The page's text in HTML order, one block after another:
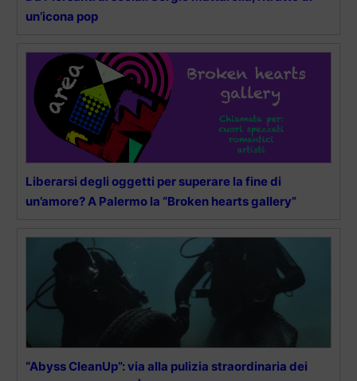
un’icona pop
Liberarsi degli oggetti per superare la fine di
un’amore? A Palermo la “Broken hearts gallery”
“Abyss CleanUp”: via alla pulizia straordinaria dei